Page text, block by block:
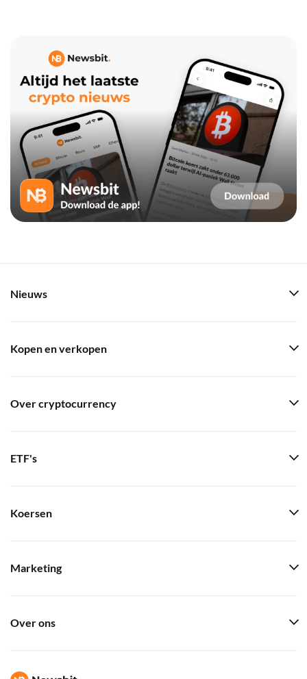
Nieuws
Kopen en verkopen
Over cryptocurrency
ETF's
Koersen
Marketing
Over ons